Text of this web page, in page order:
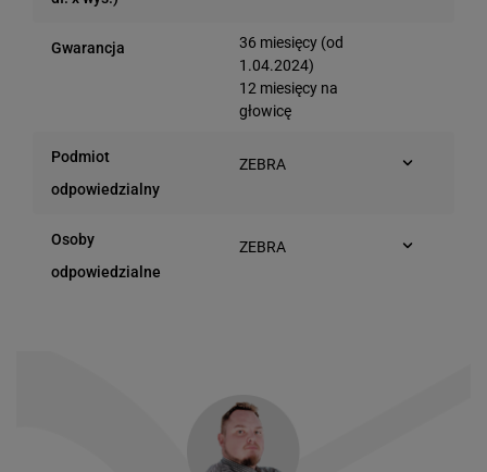
Gwarancja
36 miesięcy (od
1.04.2024)
12 miesięcy na
głowicę
Podmiot
odpowiedzialny
ZEBRA
Osoby
odpowiedzialne
ZEBRA